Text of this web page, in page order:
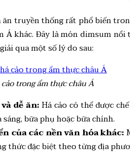
truyền thống rất phổ biến
Á khác. Đây là món dimsum
qua một số lý do sau:
trong ẩm thực châu Á
dễ ăn: Há cảo có thể được
bữa phụ hoặc bữa chính.
của các nền văn hóa khác:
thức đặc biệt theo từng địa